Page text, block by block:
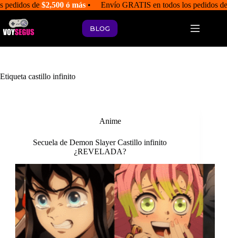
Saltar
al
contenido
pedidos de$2,500 ó más • Envío GRATIS en todos los pedidos
BLOG
Etiqueta castillo infinito
Anime
Secuela de Demon Slayer Castillo infinito
¿REVELADA?